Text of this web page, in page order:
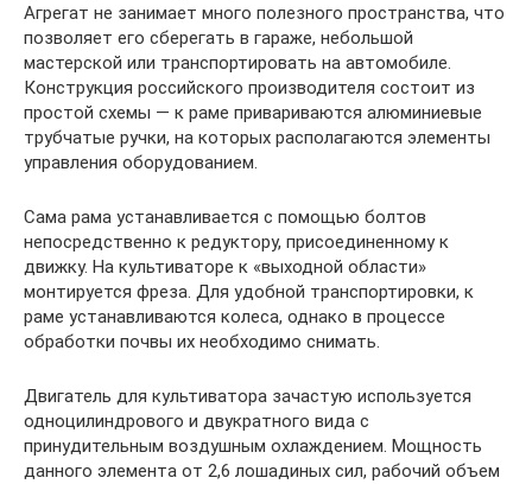
Агрегат не занимает много полезного пространства, что
позволяет его сберегать в гараже, небольшой
мастерской или транспортировать на автомобиле.
Конструкция российского производителя состоит из
простой схемы — к раме привариваются алюминиевые
трубчатые ручки, на которых располагаются элементы
управления оборудованием.
Сама рама устанавливается с помощью болтов
непосредственно к редуктору, присоединенному к
движку. На культиваторе к «выходной области»
монтируется фреза. Для удобной транспортировки, к
раме устанавливаются колеса, однако в процессе
обработки почвы их необходимо снимать.
Двигатель для культиватора зачастую используется
одноцилиндрового и двукратного вида с
принудительным воздушным охлаждением. Мощность
данного элемента от 2,6 лошадиных сил, рабочий объем